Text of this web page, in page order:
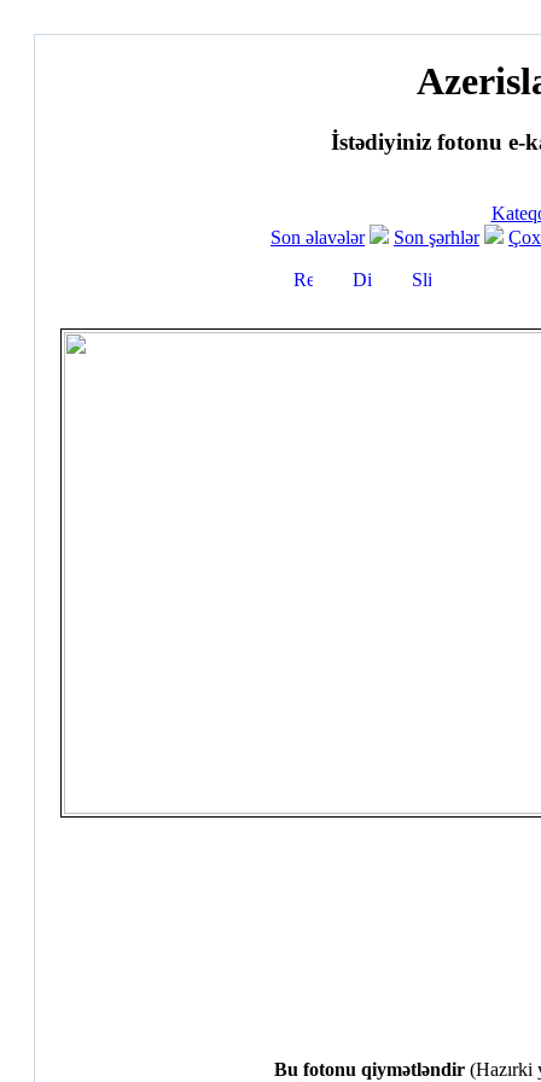
İstədiyiniz fotonu e-
Son əlavələr
Son şərhlər
Bu fotonu qiymətləndir (Hazırki